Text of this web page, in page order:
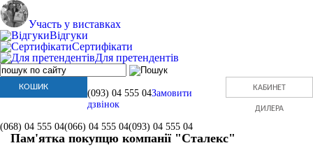
Участь у виставках
Відгуки
Сертифікати
Для претендентів
КАБИНЕТ
ДИЛЕРА
КОШИК
(093) 04 555 04Замовити
дзвінок
(068) 04 555 04(066) 04 555 04(093) 04 555 04
Пам'ятка покупцю компанії "Сталекс"